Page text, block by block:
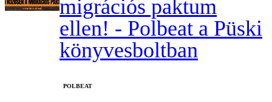
migrációs paktum
ellen! - Polbeat a Püski
könyvesboltban
‎POLBEAT